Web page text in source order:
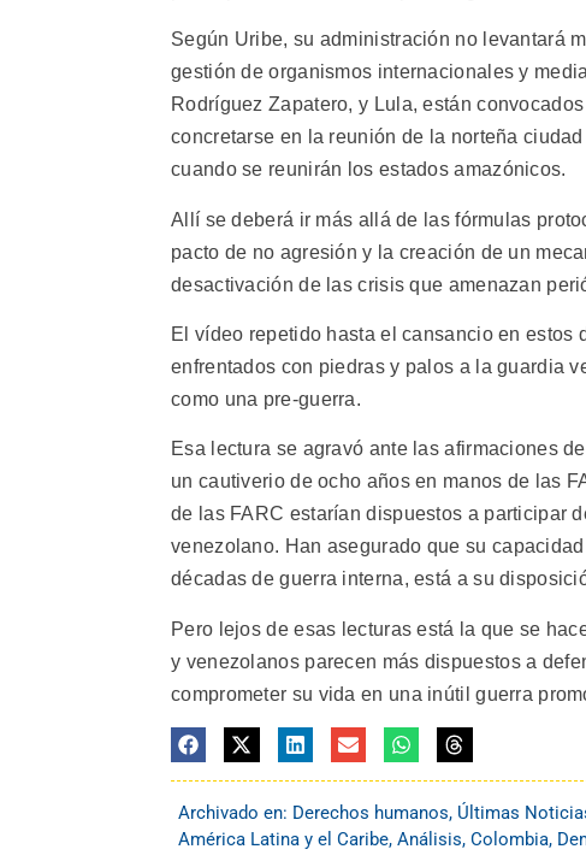
Según Uribe, su administración no levantará
gestión de organismos internacionales y
Rodríguez Zapatero, y Lula, están
concretarse en la reunión de la norteña
cuando se reunirán los estados amazónicos.
Allí se deberá ir más allá de las fórmulas
pacto de no agresión y la creación de un
desactivación de las crisis que amenazan
El vídeo repetido hasta el cansancio en
enfrentados con piedras y palos a la guardia
como una pre-guerra.
Esa lectura se agravó ante las afirmaciones
un cautiverio de ocho años en manos de las
de las FARC estarían dispuestos a participar
venezolano. Han asegurado que su
décadas de guerra interna, está a su
Pero lejos de esas lecturas está la que se
y venezolanos parecen más dispuestos a
comprometer su vida en una inútil guerra
Archivado en: Derechos humanos, Últimas
América Latina y el Caribe, Análisis, Colombia,